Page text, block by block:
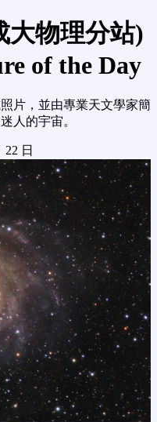
大物理分站)
of the Day
片，並由專業天文學家簡
人的宇宙。
22 日